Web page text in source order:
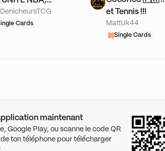
TES BANGERS
Cards
et Tennis !!!
MattUk44
Single Cards
maintenant
Google Play, ou scanne le code QR
ton téléphone pour télécharger